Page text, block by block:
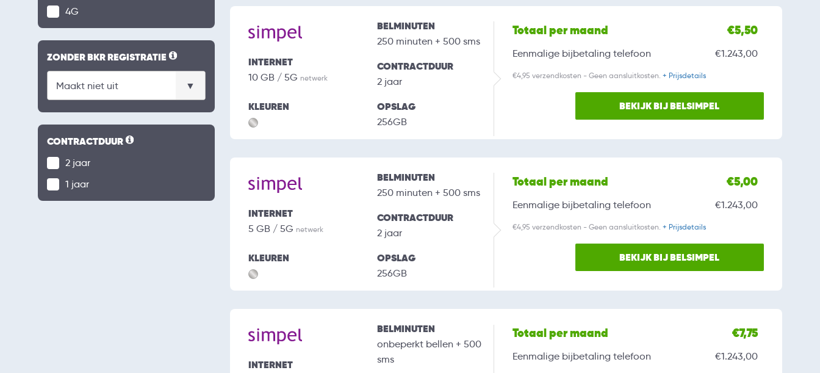
4G
ZONDER BKR REGISTRATIE
CONTRACTDUUR
2 jaar
1 jaar
INTERNET
10 GB / 5G netwerk
BELMINUTEN
250 minuten + 500 sms
CONTRACTDUUR
2 jaar
KLEUREN OPSLAG
256GB
Totaal per maand €5,50
Eenmalige bijbetaling telefoon €1.243,00
€4,95 verzendkosten - Geen aansluitkosten. + Prijsdetails
BEKIJK BIJ BELSIMPEL
INTERNET
5 GB / 5G netwerk
BELMINUTEN
250 minuten + 500 sms
CONTRACTDUUR
2 jaar
KLEUREN OPSLAG
256GB
Totaal per maand €5,00
Eenmalige bijbetaling telefoon €1.243,00
€4,95 verzendkosten - Geen aansluitkosten. + Prijsdetails
BEKIJK BIJ BELSIMPEL
INTERNET
BELMINUTEN
onbeperkt bellen + 500
sms
Totaal per maand €7,75
Eenmalige bijbetaling telefoon €1.243,00